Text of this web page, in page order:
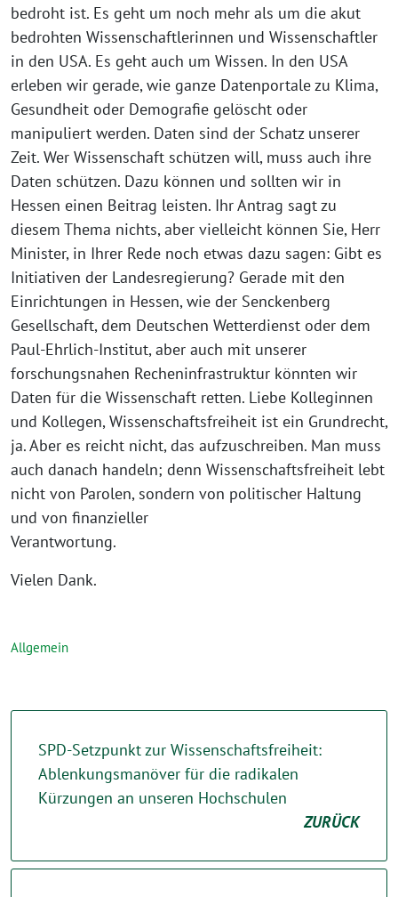
bedroht ist. Es geht um noch mehr als um die akut
bedrohten Wissenschaftlerinnen und Wissenschaftler
in den USA. Es geht auch um Wissen. In den USA
erleben wir gerade, wie ganze Datenportale zu Klima,
Gesundheit oder Demografie gelöscht oder
manipuliert werden. Daten sind der Schatz unserer
Zeit. Wer Wissenschaft schützen will, muss auch ihre
Daten schützen. Dazu können und sollten wir in
Hessen einen Beitrag leisten. Ihr Antrag sagt zu
diesem Thema nichts, aber vielleicht können Sie, Herr
Minister, in Ihrer Rede noch etwas dazu sagen: Gibt es
Initiativen der Landesregierung? Gerade mit den
Einrichtungen in Hessen, wie der Senckenberg
Gesellschaft, dem Deutschen Wetterdienst oder dem
Paul-Ehrlich-Institut, aber auch mit unserer
forschungsnahen Recheninfrastruktur könnten wir
Daten für die Wissenschaft retten. Liebe Kolleginnen
und Kollegen, Wissenschaftsfreiheit ist ein Grundrecht,
ja. Aber es reicht nicht, das aufzuschreiben. Man muss
auch danach handeln; denn Wissenschaftsfreiheit lebt
nicht von Parolen, sondern von politischer Haltung
und von finanzieller
Verantwortung.
Vielen Dank.
Allgemein
SPD-Setzpunkt zur Wissenschaftsfreiheit:
Ablenkungsmanöver für die radikalen
Kürzungen an unseren Hochschulen
ZURÜCK